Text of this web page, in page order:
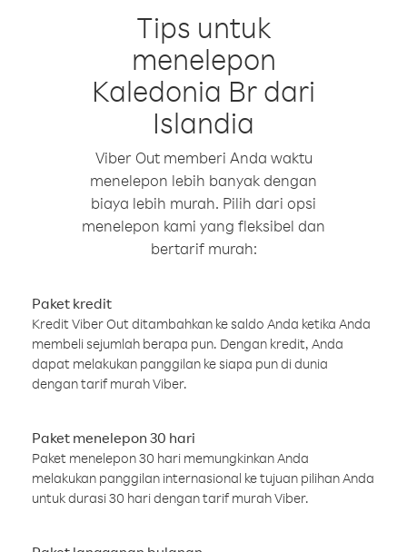
Tips untuk
menelepon
Kaledonia Br dari
Islandia
Viber Out memberi Anda waktu
menelepon lebih banyak dengan
biaya lebih murah. Pilih dari opsi
menelepon kami yang fleksibel dan
bertarif murah:
Paket kredit
Kredit Viber Out ditambahkan ke saldo Anda ketika Anda
membeli sejumlah berapa pun. Dengan kredit, Anda
dapat melakukan panggilan ke siapa pun di dunia
dengan tarif murah Viber.
Paket menelepon 30 hari
Paket menelepon 30 hari memungkinkan Anda
melakukan panggilan internasional ke tujuan pilihan Anda
untuk durasi 30 hari dengan tarif murah Viber.